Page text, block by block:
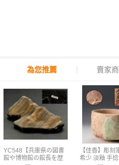
為您推薦 賣家
YC548【兵庫県の図書
館や博物館の館長を歴
【佳香】彫刻
希少 淡釉 手